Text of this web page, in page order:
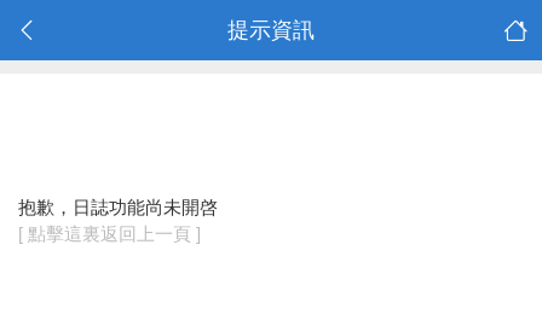
提示資訊
抱歉，日誌功能尚未開啓
[ 點擊這裏返回上一頁 ]